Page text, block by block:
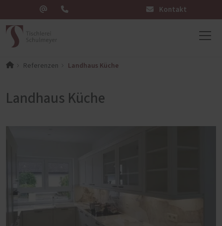
Kontakt
Referenzen Landhaus Küche
Landhaus Küche